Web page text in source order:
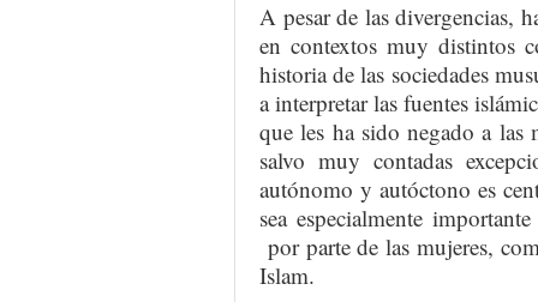
A pesar de las divergencias,
en contextos muy distintos
historia de las sociedades
a interpretar las fuentes
que les ha sido negado a las
salvo muy contadas
autónomo y autóctono es
sea especialmente
por parte de las mujeres,
Islam.